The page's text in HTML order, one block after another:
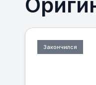
Закончился